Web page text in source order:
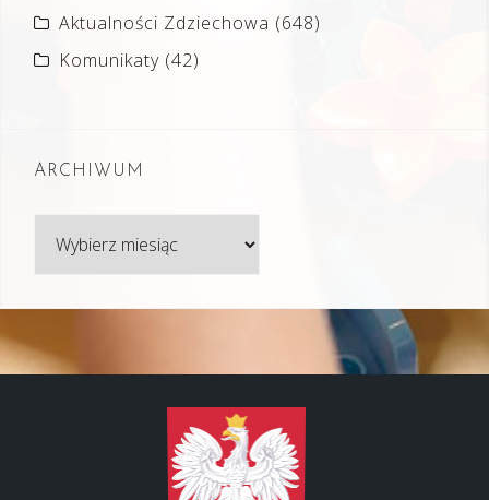
Aktualności Zdziechowa (648)
Komunikaty (42)
ARCHIWUM